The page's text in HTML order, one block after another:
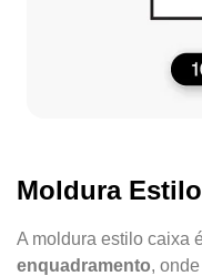
Moldura
A moldura estilo caixa
enquadramento,